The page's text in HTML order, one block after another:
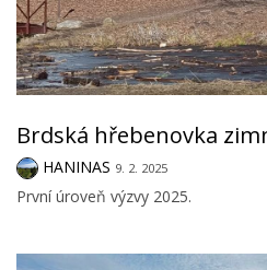
Brdská hřebenovka
HANINAS 9. 2. 2025
První úroveň výzvy 2025.